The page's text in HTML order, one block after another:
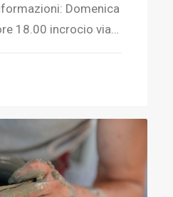
Domenica
18.00 incrocio via…